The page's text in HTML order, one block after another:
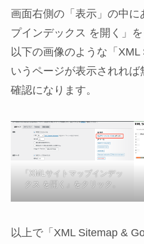
画面右側の「表示」の中に
プインデックス を開く」を
以下の画像のような「
いうページが表示されれば
確認になります。
「XMLサイトマップインデッ
クス を開く」をクリック。
以上で「XML Sitemap &